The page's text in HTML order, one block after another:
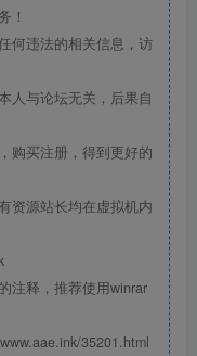
！
何违法的相关信息，访
人与论坛无关，后果自
购买注册，得到更好的
资源站长均在虚拟机内
注释，推荐使用winrar
35201.html